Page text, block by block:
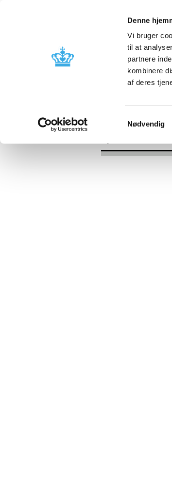
Denne
Vi bruger
til at
partnere
kombinere
af deres
Nødvendig
Godkendelse og